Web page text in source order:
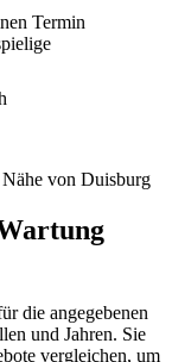
Termin
von Duisburg
die angegebenen
und Jahren. Sie
vergleichen, um